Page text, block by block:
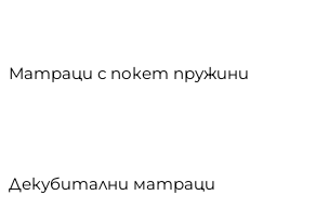
Матраци с покет пружини
Декубитални матраци